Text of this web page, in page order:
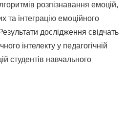
розпізнавання емоцій,
та інтеграцію емоційного
дослідження свідчать
інтелекту у педагогічній
студентів навчального